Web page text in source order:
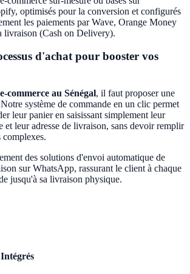
optimisés pour la conversion et configurés
les paiements par Wave, Orange Money
livraison (Cash on Delivery).
d'achat pour booster vos
e-commerce au Sénégal, il faut proposer une
système de commande en un clic permet
leur panier en saisissant simplement leur
et leur adresse de livraison, sans devoir remplir
des solutions d'envoi automatique de
sur WhatsApp, rassurant le client à chaque
jusqu'à sa livraison physique.